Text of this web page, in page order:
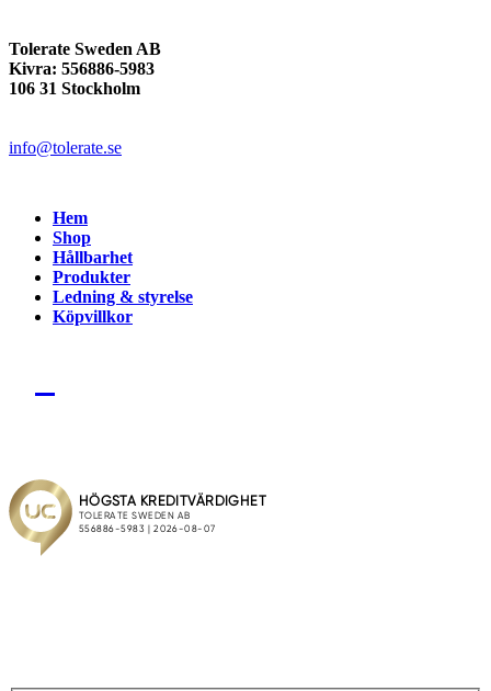
Tolerate Sweden AB
Kivra: 556886-5983
106 31 Stockholm
info@tolerate.se
Hem
Shop
Hållbarhet
Produkter
Ledning & styrelse
Köpvillkor